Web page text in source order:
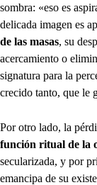
sombra: «eso es
delicada imagen es
de las masas, su
acercamiento o
signatura para la
crecido tanto, que le
Por otro lado, la
función ritual de la
secularizada, y por
emancipa de su